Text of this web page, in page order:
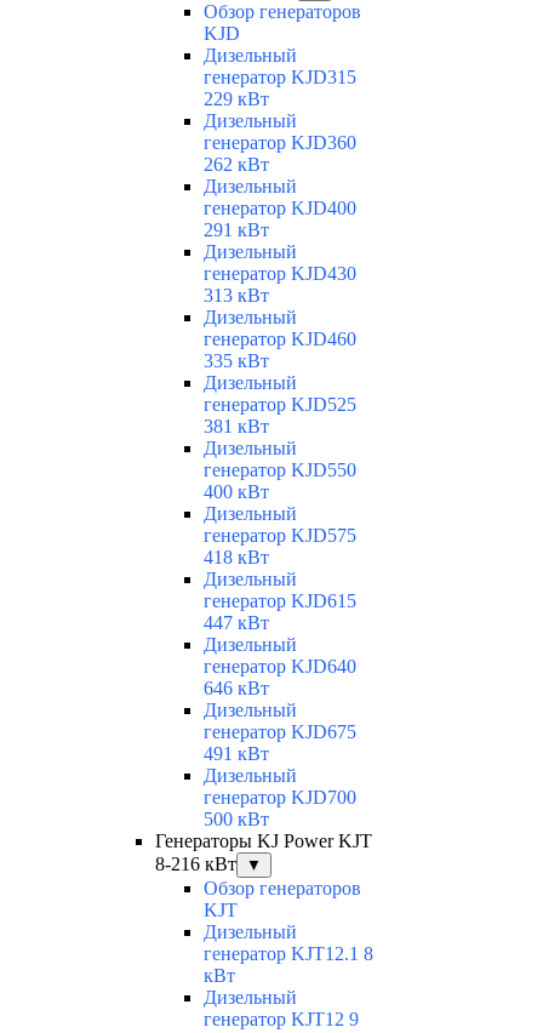
Обзор генераторов
KJD
Дизельный
генератор KJD315
229 кВт
Дизельный
генератор KJD360
262 кВт
Дизельный
генератор KJD400
291 кВт
Дизельный
генератор KJD430
313 кВт
Дизельный
генератор KJD460
335 кВт
Дизельный
генератор KJD525
381 кВт
Дизельный
генератор KJD550
400 кВт
Дизельный
генератор KJD575
418 кВт
Дизельный
генератор KJD615
447 кВт
Дизельный
генератор KJD640
646 кВт
Дизельный
генератор KJD675
491 кВт
Дизельный
генератор KJD700
500 кВт
Генераторы KJ Power KJT
8-216 кВт
▼
Обзор генераторов
KJT
Дизельный
генератор KJT12.1 8
кВт
Дизельный
генератор KJT12 9